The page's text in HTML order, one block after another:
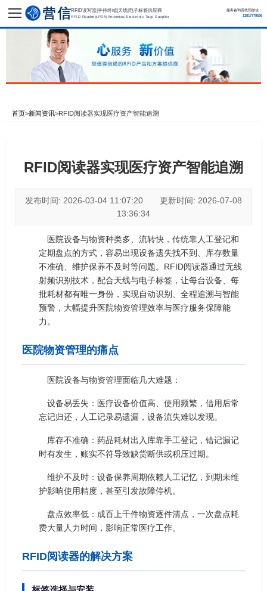
RFID读写器|手持终端|天线|电子标签供应商
RFID Readers|PDA|Antennas|Electronic Tags Supplier
服务咨询直线同微信：
13817779536
首页>新闻资讯>RFID阅读器实现医疗资产智能追溯
RFID阅读器实现医疗资产智能追溯
发布时间: 2026-03-04 11:07:20 更新时间: 2026-07-08
13:36:34
医院设备与物资种类多、流转快，传统靠人工登记和
定期盘点的方式，容易出现设备遗失找不到、库存数量
不准确、维护保养不及时等问题。RFID阅读器通过无线
射频识别技术，配合天线与电子标签，让每台设备、每
批耗材都有唯一身份，实现自动识别、全程追溯与智能
预警，大幅提升医院物资管理效率与医疗服务保障能
力。
医院物资管理的痛点
医院设备与物资管理面临几大难题：
设备易丢失：医疗设备价值高、使用频繁，借用后常
忘记归还，人工记录易遗漏，设备流失难以发现。
库存不准确：药品耗材出入库靠手工登记，错记漏记
时有发生，账实不符导致缺货断供或积压过期。
维护不及时：设备保养周期依赖人工记忆，到期未维
护影响使用精度，甚至引发故障停机。
盘点效率低：成百上千件物资逐件清点，一次盘点耗
费大量人力时间，影响正常医疗工作。
RFID阅读器的解决方案